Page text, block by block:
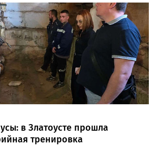
руководству в школе сформировался
коллектив, объединённый общими
к своему делу. Для многих Галина
останется не только талантливым
и настоящим Учителем с большой буквы», -
школы №23 во ВКонтакте. Свои
Галины Ивановны выразил глава
«Её вклад зафиксирован в
школы, но главное - он остался в
которых она поддержала, в тех
она вдохновила. Заслуженный учитель РФ,
просвещения», обладатель медали «За
Галина Ивановна оставила не только
но и работающий, живой механизм
жить её принципами», - говорится
в Златоусте прошла
тренировка